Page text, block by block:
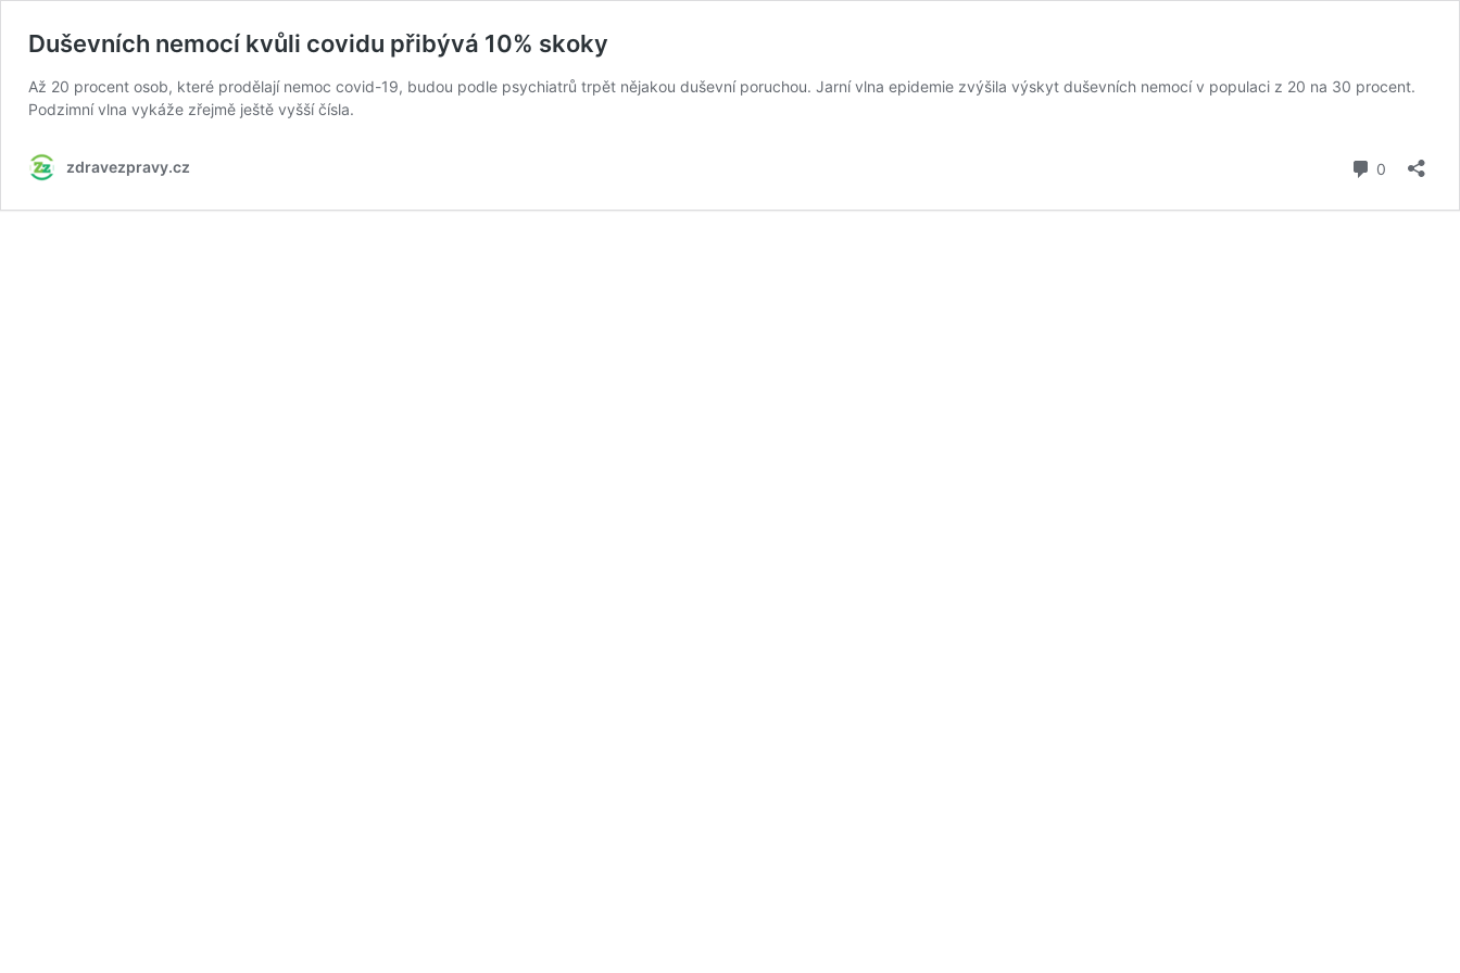
Duševních nemocí kvůli covidu přibývá 10% skoky
Až 20 procent osob, které prodělají nemoc covid-19, budou podle psychiatrů trpět nějakou duševní poruchou. Jarní vlna epidemie zvýšila výskyt duševních nemocí v populaci z 20 na 30 procent.
Podzimní vlna vykáže zřejmě ještě vyšší čísla.
zdravezpravy.cz 0 komentářů